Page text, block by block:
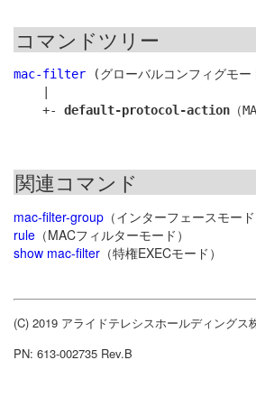
コマンドツリー
mac-filter (グローバルコンフィグモー
    +-
default-protocol-action
関連コマンド
mac-filter-group （インターフェースモード
rule （MACフィルターモード）
show mac-filter （特権EXECモード）
(C) 2019 アライドテレシスホールディングス
PN: 613-002735 Rev.B